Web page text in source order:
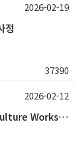
정
37390
2026-02-19
(~2/19) 아시아대학연맹 AUA-CU Arts & Culture Workshop Camp 2026 참가자 선발 안내
2026-02-12